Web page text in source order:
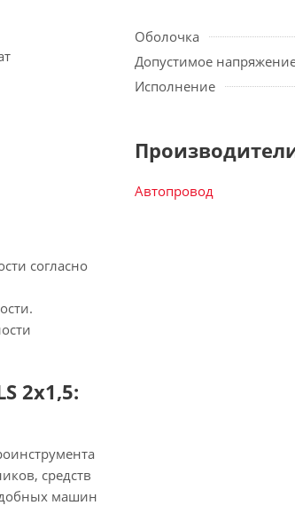
согласно
2х1,5:
средств
машин
Оболочка
Допустимое
Исполнение
Автопровод